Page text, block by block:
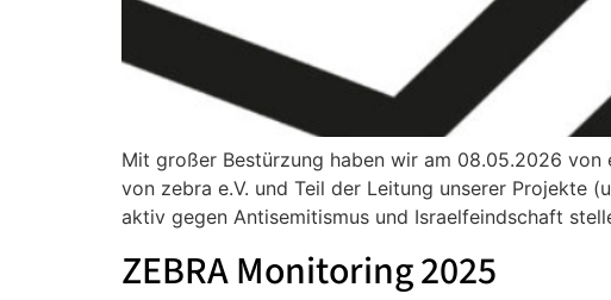
Mit großer Bestürzung haben wir am 08.05.2026 von
von zebra e.V. und Teil der Leitung unserer Projekte
aktiv gegen Antisemitismus und Israelfeindschaft
ZEBRA Monitoring 2025